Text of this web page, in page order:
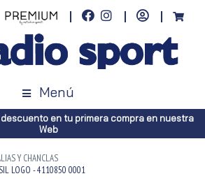
Menú
en tu primera compra en nuestra
Web
Y CHANCLAS
LOGO - 4110850 0001